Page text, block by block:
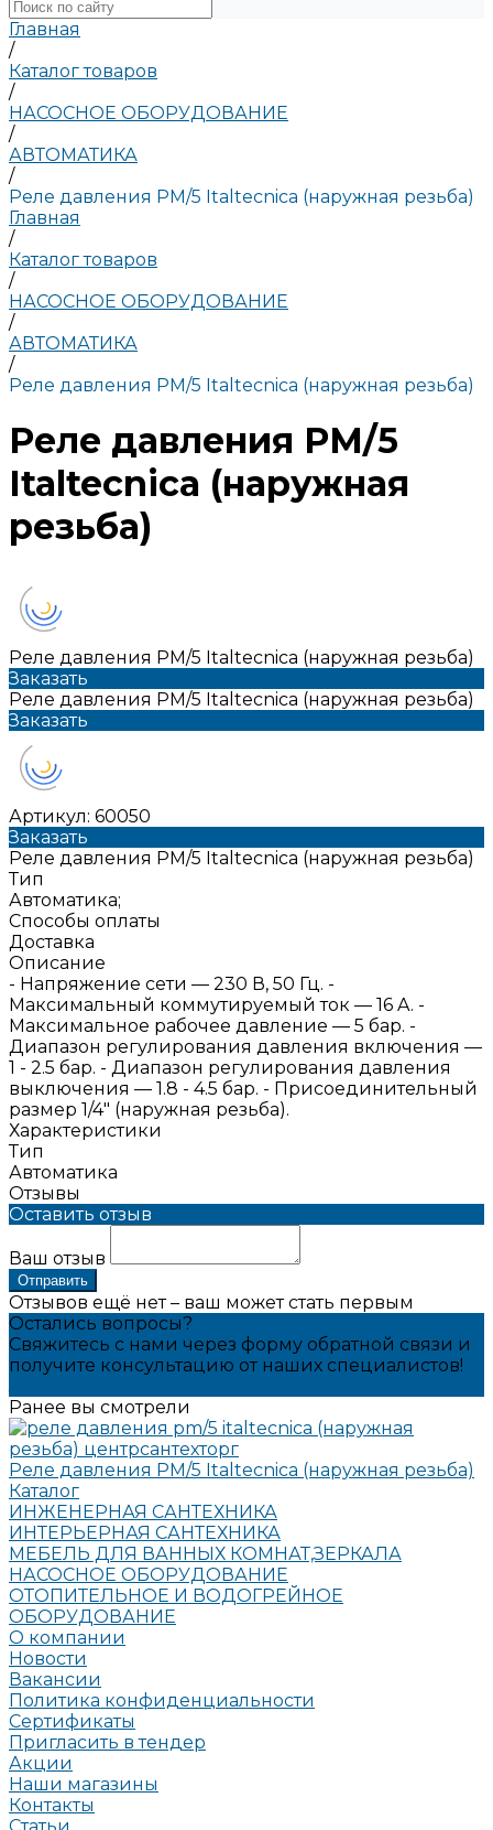
Главная
/
Каталог товаров
/
НАСОСНОЕ ОБОРУДОВАНИЕ
/
АВТОМАТИКА
/
Реле давления PM/5 Italtecnica (наружная резьба)
Главная
/
Каталог товаров
/
НАСОСНОЕ ОБОРУДОВАНИЕ
/
АВТОМАТИКА
/
Реле давления PM/5 Italtecnica (наружная резьба)
Реле давления PM/5
Italtecnica (наружная
резьба)
Реле давления PM/5 Italtecnica (наружная резьба)
Заказать
Реле давления PM/5 Italtecnica (наружная резьба)
Заказать
Артикул: 60050
Заказать
Реле давления PM/5 Italtecnica (наружная резьба)
Тип
Автоматика;
Способы оплаты
Доставка
Описание
- Напряжение сети — 230 В, 50 Гц. -
Максимальный коммутируемый ток — 16 A. -
Максимальное рабочее давление — 5 бар. -
Диапазон регулирования давления включения —
1 - 2.5 бар. - Диапазон регулирования давления
выключения — 1.8 - 4.5 бар. - Присоединительный
размер 1/4" (наружная резьба).
Характеристики
Тип
Автоматика
Отзывы
Оставить отзыв
Ваш отзыв
Отправить
Отзывов ещё нет – ваш может стать первым
Остались вопросы?
Свяжитесь с нами через форму обратной связи и
получите консультацию от наших специалистов!
Ранее вы смотрели
Реле давления PM/5 Italtecnica (наружная резьба)
Каталог
ИНЖЕНЕРНАЯ САНТЕХНИКА
ИНТЕРЬЕРНАЯ САНТЕХНИКА
МЕБЕЛЬ ДЛЯ ВАННЫХ КОМНАТ,ЗЕРКАЛА
НАСОСНОЕ ОБОРУДОВАНИЕ
ОТОПИТЕЛЬНОЕ И ВОДОГРЕЙНОЕ
ОБОРУДОВАНИЕ
О компании
Новости
Вакансии
Политика конфиденциальности
Сертификаты
Пригласить в тендер
Акции
Наши магазины
Контакты